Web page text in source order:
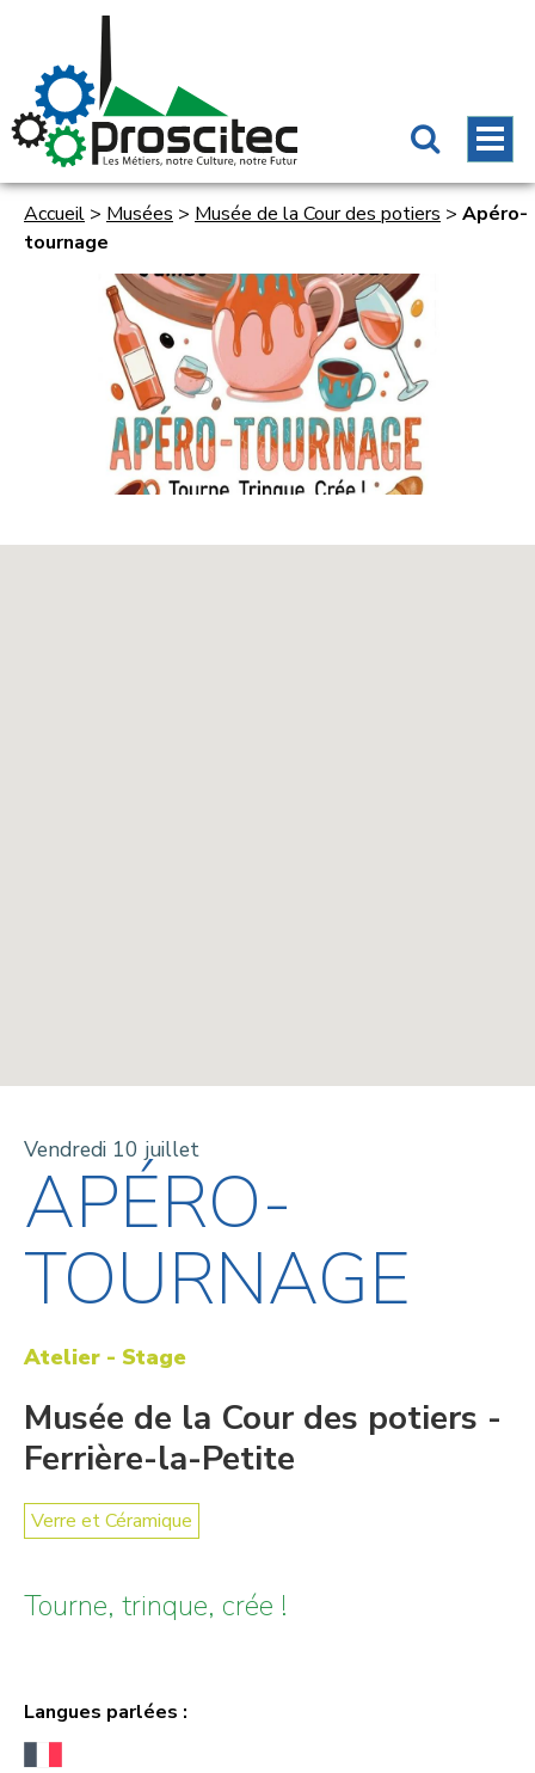
Accueil > Musées > Musée de la Cour des potiers > Apéro-
tournage
Vendredi 10 juillet
APÉRO-
TOURNAGE
Atelier - Stage
Musée de la Cour des potiers -
Ferrière-la-Petite
Verre et Céramique
Tourne, trinque, crée !
Langues parlées :